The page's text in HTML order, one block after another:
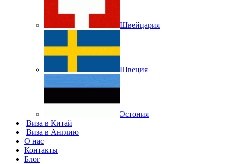
Швейцария
Швеция
Эстония
Виза в Китай
Виза в Англию
О нас
Контакты
Блог